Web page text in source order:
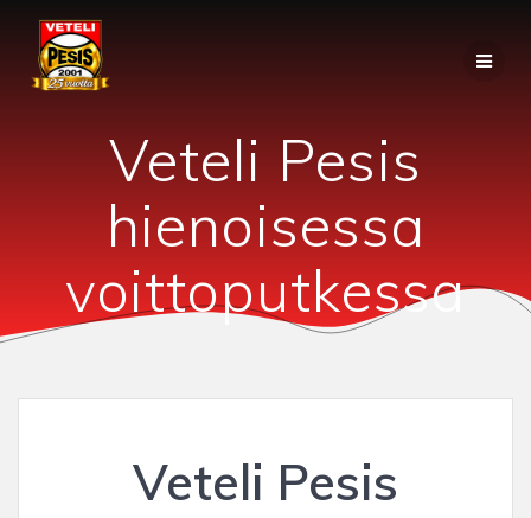
Veteli Pesis
hienoisessa
voittoputkessa
Veteli Pesis